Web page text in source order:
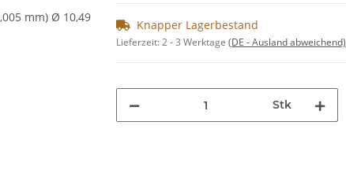
Knapper Lagerbestand
Lieferzeit:2 - 3 Werktage (DE - Ausland abweichend)
Stk